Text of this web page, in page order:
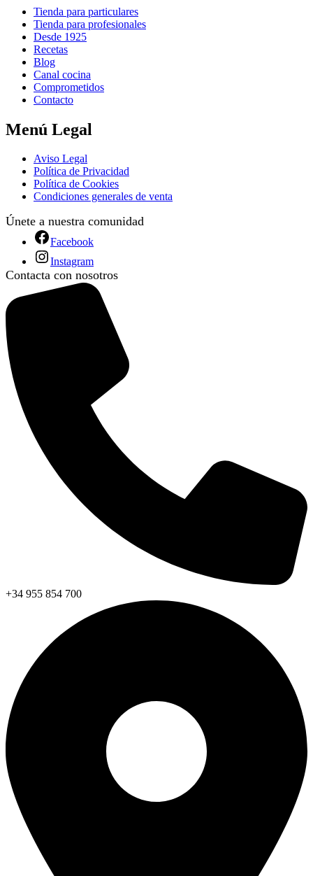
Tienda para particulares
Tienda para profesionales
Desde 1925
Recetas
Blog
Canal cocina
Comprometidos
Contacto
Menú Legal
Aviso Legal
Política de Privacidad
Política de Cookies
Condiciones generales de venta
Únete a nuestra comunidad
Facebook
Instagram
Contacta con nosotros
+34 955 854 700